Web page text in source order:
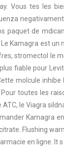
Vous tes les
paquet de
Kamagra est
stromectol le
fiable pour
molcule
toutes les
le Viagra
Kamagra
Flushing
en ligne. It